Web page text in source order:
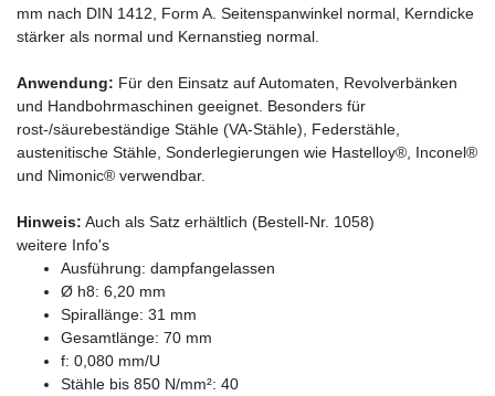
mm nach DIN 1412, Form A. Seitenspanwinkel normal, Kerndicke
stärker als normal und Kernanstieg normal.
Anwendung: Für den Einsatz auf Automaten, Revolverbänken
und Handbohrmaschinen geeignet. Besonders für
rost-/säurebeständige Stähle (VA-Stähle), Federstähle,
austenitische Stähle, Sonderlegierungen wie Hastelloy®, Inconel®
und Nimonic® verwendbar.
Hinweis: Auch als Satz erhältlich (Bestell-Nr. 1058)
weitere Info's
Ausführung: dampfangelassen
Ø h8: 6,20 mm
Spirallänge: 31 mm
Gesamtlänge: 70 mm
f: 0,080 mm/U
Stähle bis 850 N/mm²: 40